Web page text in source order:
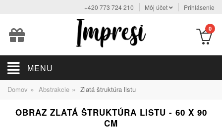
+420 773 724 210 Môj účet Prihlásenie
0
MENU
Domov » Abstrakcie » Zlatá štruktúra listu
OBRAZ ZLATÁ ŠTRUKTÚRA LISTU - 60 X 90
CM